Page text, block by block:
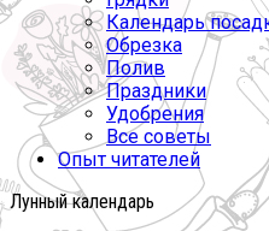
Календарь
Обрезка
Полив
Праздники
Удобрения
Все советы
Опыт читателей
Лунный календарь